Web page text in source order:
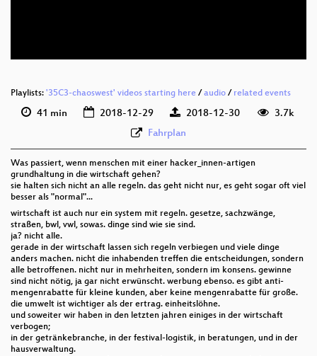
deu (todo)
Playlists: '35C3-chaoswest' videos starting here / audio / related events
41 min 2018-12-29 2018-12-30
3.7k
Fahrplan
Was passiert, wenn menschen mit einer hacker_innen-artigen
grundhaltung in die wirtschaft gehen?
sie halten sich nicht an alle regeln. das geht nicht nur, es geht sogar oft viel
besser als "normal"...
wirtschaft ist auch nur ein system mit regeln. gesetze, sachzwänge,
straßen, bwl, vwl, sowas. dinge sind wie sie sind.
ja? nicht alle.
gerade in der wirtschaft lassen sich regeln verbiegen und viele dinge
anders machen. nicht die inhabenden treffen die entscheidungen, sondern
alle betroffenen. nicht nur in mehrheiten, sondern im konsens. gewinne
sind nicht nötig, ja gar nicht erwünscht. werbung ebenso. es gibt anti-
mengenrabatte für kleine kunden, aber keine mengenrabatte für große.
die umwelt ist wichtiger als der ertrag. einheitslöhne.
und soweiter wir haben in den letzten jahren einiges in der wirtschaft
verbogen;
in der getränkebranche, in der festival-logistik, in beratungen, und in der
hausverwaltung.